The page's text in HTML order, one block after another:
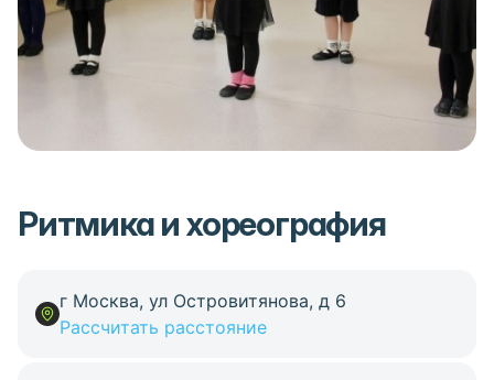
Ритмика и хореография
г Москва, ул Островитянова, д 6
Рассчитать расстояние